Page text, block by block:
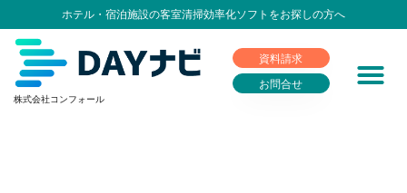
ホテル・宿泊施設の客室清掃効率化ソフトをお探しの方へ
株式会社コンフォール
資料請求
お問合せ